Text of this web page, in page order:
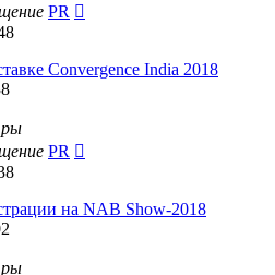
PR
Convergence India 2018
PR
на NAB Show-2018